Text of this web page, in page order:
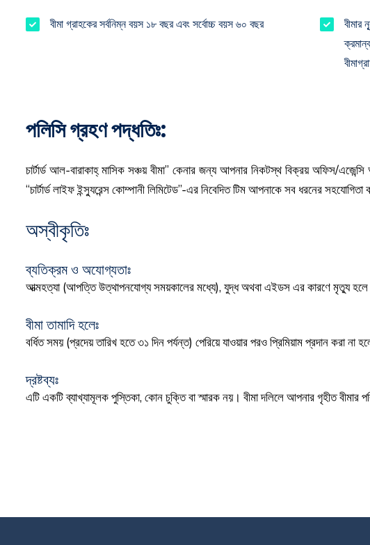
বীমা গ্রাহকের সর্বনিম্ন বয়স ১৮ বছর এবং সর্বোচ্চ বয়স ৬০ বছর
পলিসি গ্রহণ পদ্ধতিঃ:
চার্টার্ড আল-বারাকাহ্ মাসিক সঞ্চয় বীমা” কেনার জন্য আপনার নিকটস্থ বিক্রয় অফিস/
“চার্টার্ড লাইফ ইন্স্যুরেন্স কোম্পানী লিমিটেড”-এর নিবেদিত টিম আপনাকে সব ধরনের
অস্বীকৃতিঃ
ব্যতিক্রম ও অযোগ্যতাঃ
আত্মহত্যা (আপত্তি উত্থাপনযোগ্য সময়কালের মধ্যে), যুদ্ধ অথবা এইডস এর কারণে মৃত্যু হলে
বীমা তামাদি হলেঃ
বর্ধিত সময় (প্রদেয় তারিখ হতে ৩১ দিন পর্যন্ত) পেরিয়ে যাওয়ার পরও প্রিমিয়াম প্রদান করা
দ্রষ্টব্যঃ
এটি একটি ব্যাখ্যামূলক পুস্তিকা, কোন চুক্তি বা স্মারক নয়। বীমা দলিলে আপনার গৃহীত বীমার